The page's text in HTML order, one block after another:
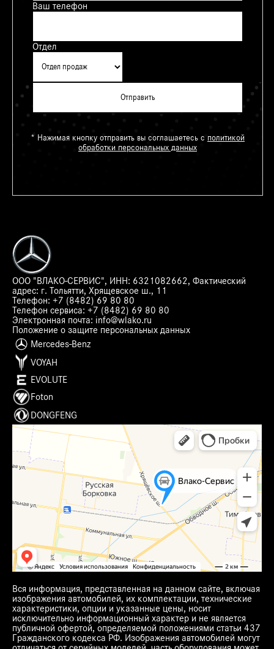
Ваш телефон
Отдел
* Нажимая кнопку отправить вы соглашаетесь с политикой
обработки персональных данных
ООО "ВЛАКО-СЕРВИС", ИНН: 6321082662, Фактический
адрес: г. Тольятти, Хрящевское ш., 11
Телефон: +7 (8482) 69 80 80
Телефон сервиса: +7 (8482) 69 80 80
Электронная почта: info@wlako.ru
Положение о защите персональных данных
Mercedes-Benz
VOYAH
EVOLUTE
Foton
DONGFENG
Вся информация, представленная на данном сайте, включая
изображения автомобилей, их комплектации, технические
характеристики, опции и указанные цены, носит
исключительно информационный характер и не является
публичной офертой, определяемой положениями статьи 437
Гражданского кодекса РФ. Изображения автомобилей могут